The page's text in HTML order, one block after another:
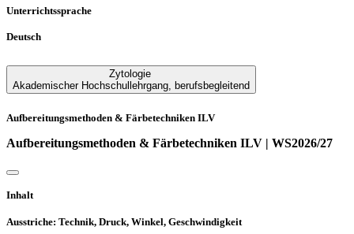
Unterrichtssprache
Deutsch
Zytologie
Akademischer Hochschullehrgang, berufsbegleitend
Aufbereitungsmethoden & Färbetechniken ILV
Aufbereitungsmethoden & Färbetechniken ILV | WS2026/27
Inhalt
Ausstriche: Technik, Druck, Winkel, Geschwindigkeit